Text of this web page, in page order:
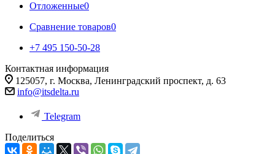
Отложенные0
Сравнение товаров0
+7 495 150-50-28
Контактная информация
125057, г. Москва, Ленинградский проспект, д. 63
info@itsdelta.ru
Telegram
Поделиться